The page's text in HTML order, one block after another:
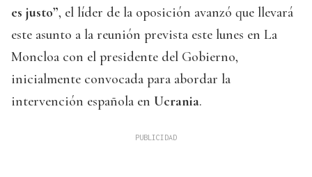
es justo”, el líder de la oposición avanzó que llevará
este asunto a la reunión prevista este lunes en La
Moncloa con el presidente del Gobierno,
inicialmente convocada para abordar la
intervención española en Ucrania.